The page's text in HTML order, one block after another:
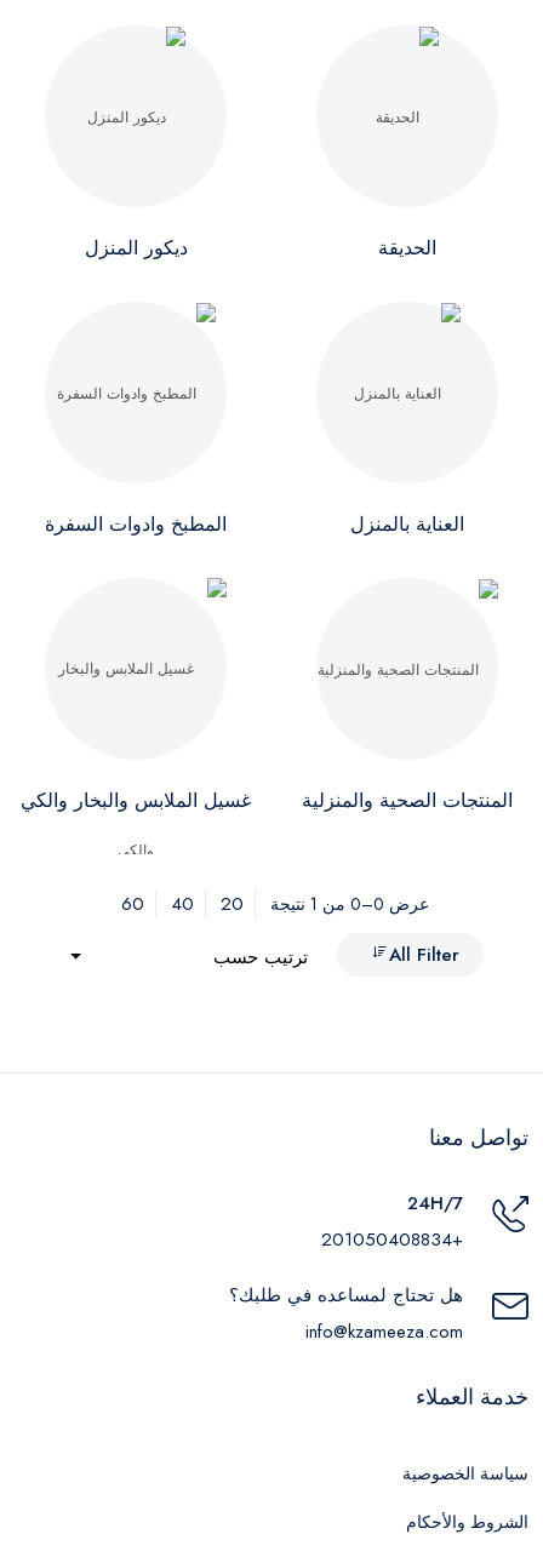
الحديقة ديكور المنزل
العناية بالمنزل المطبخ وادوات السفرة
المنتجات الصحية والمنزلية غسيل الملابس والبخار والكي
عرض 0–0 من 1 نتيجة 20
40
60
All Filter
ترتيب حسب
تواصل معنا
24H/7
+201050408834
هل تحتاج لمساعده في طلبك؟
info@kzameeza.com
خدمة العملاء
سياسة الخصوصية
الشروط والأحكام